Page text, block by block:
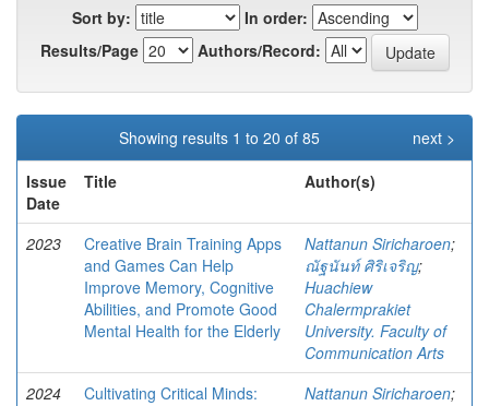
Sort by:
In order:
Results/Page
Authors/Record:
Showing results 1 to 20 of 85
next >
Issue
Date
Title Author(s)
2023
Creative Brain Training Apps
and Games Can Help
Improve Memory, Cognitive
Abilities, and Promote Good
Mental Health for the Elderly
Nattanun Siricharoen;
ณัฐนันท์ ศิริเจริญ;
Huachiew
Chalermprakiet
University. Faculty of
Communication Arts
2024
Cultivating Critical Minds:
Nattanun Siricharoen;